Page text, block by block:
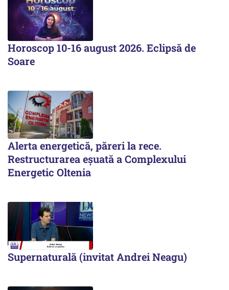
Horoscop 10-16 august 2026. Eclipsă de
Soare
Alerta energetică, păreri la rece.
Restructurarea eșuată a Complexului
Energetic Oltenia
Supernaturală (invitat Andrei Neagu)